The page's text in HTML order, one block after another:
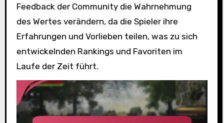
Feedback der Community die Wahrnehmung
des Wertes verändern, da die Spieler ihre
Erfahrungen und Vorlieben teilen, was zu sich
entwickelnden Rankings und Favoriten im
Laufe der Zeit führt.